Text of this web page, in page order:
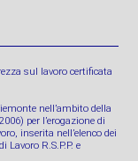
sul lavoro certificata
nell’ambito della
per l’erogazione di
inserita nell’elenco dei
Lavoro R.S.P.P. e